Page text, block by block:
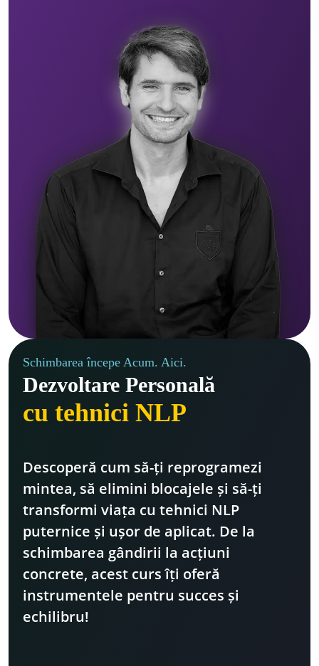
Schimbarea începe Acum. Aici.
Dezvoltare Personală
cu tehnici NLP
Descoperă cum să-ți reprogramezi
mintea, să elimini blocajele și să-ți
transformi viața cu tehnici NLP
puternice și ușor de aplicat. De la
schimbarea gândirii la acțiuni
concrete, acest curs îți oferă
instrumentele pentru succes și
echilibru!